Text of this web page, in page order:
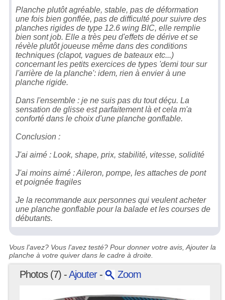
Planche plutôt agréable, stable, pas de déformation
une fois bien gonflée, pas de difficulté pour suivre des
planches rigides de type 12.6 wing BIC, elle remplie
bien sont job. Elle a très peu d'effets de dérive et se
révèle plutôt joueuse même dans des conditions
techniques (clapot, vagues de bateaux etc...)
concernant les petits exercices de types 'demi tour sur
l'arrière de la planche': idem, rien à envier à une
planche rigide.
Dans l'ensemble : je ne suis pas du tout déçu. La
sensation de glisse est parfaitement là et cela m'a
conforté dans le choix d'une planche gonflable.
Conclusion :
J'ai aimé : Look, shape, prix, stabilité, vitesse, solidité
J'ai moins aimé : Aileron, pompe, les attaches de pont
et poignée fragiles
Je la recommande aux personnes qui veulent acheter
une planche gonflable pour la balade et les courses de
débutants.
Vous l'avez? Vous l'avez testé? Pour donner votre avis, Ajouter la
planche à votre quiver dans le cadre à droite.
Photos (7) -Ajouter- Zoom